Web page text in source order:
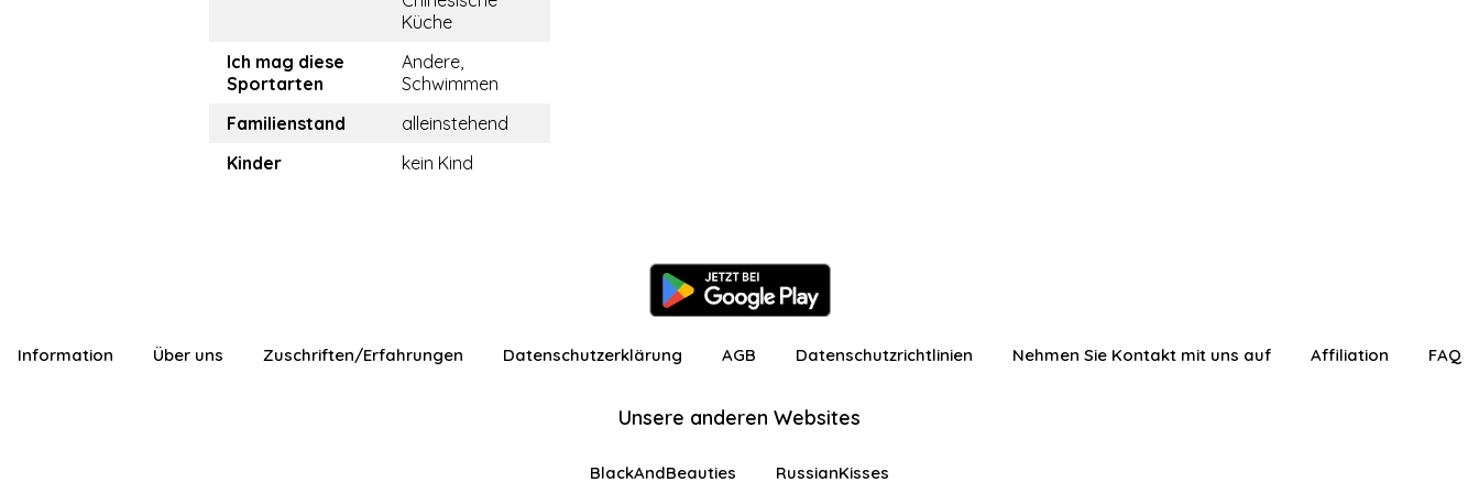
Küche
Ich mag diese
Sportarten
Andere,
Schwimmen
Familienstand
alleinstehend
Kinder
kein Kind
Information Über uns Zuschriften/Erfahrungen Datenschutzerklärung AGB Datenschutzrichtlinien Nehmen Sie Kontakt mit uns auf Affiliation FAQ
Unsere anderen Websites
BlackAndBeauties RussianKisses